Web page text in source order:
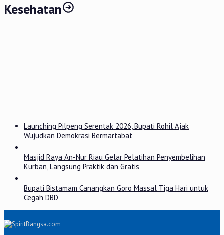
Kesehatan
Launching Pilpeng Serentak 2026, Bupati Rohil Ajak
Wujudkan Demokrasi Bermartabat
Masjid Raya An-Nur Riau Gelar Pelatihan Penyembelihan
Kurban, Langsung Praktik dan Gratis
Bupati Bistamam Canangkan Goro Massal Tiga Hari untuk
Cegah DBD